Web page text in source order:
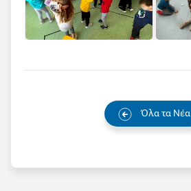
Όλα τα Νέα